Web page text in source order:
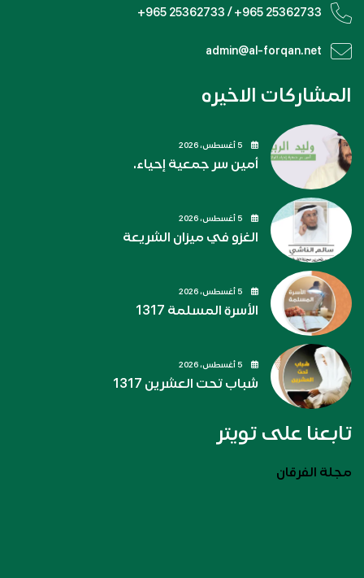
+965 25362733 / +965 25362733
admin@al-forqan.net
المشاركات الاخيره
أمين سر جمعية إحياء.
الغزو في ميزان الشريعة
الأسرة المسلمة 1317
شباب تحت العشرين 1317
تابعنا على تويتر
مجلة الفرقان